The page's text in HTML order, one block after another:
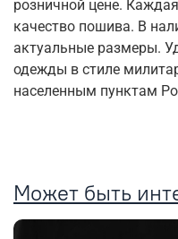
розничной цене.
качество пошива. В
актуальные размеры.
одежды в стиле
населенным пунктам
Может быть